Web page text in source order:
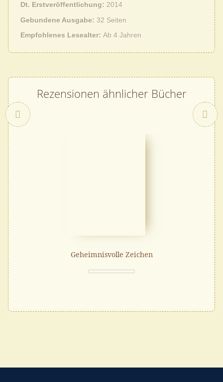
Dt. Erstveröffentlichung
2014
Gebundene Ausgabe
32 Seiten
Empfohlenes Lesealter Ab 4 Jahren
Rezensionen ähnlicher Bücher
Geheimnisvolle Zeichen